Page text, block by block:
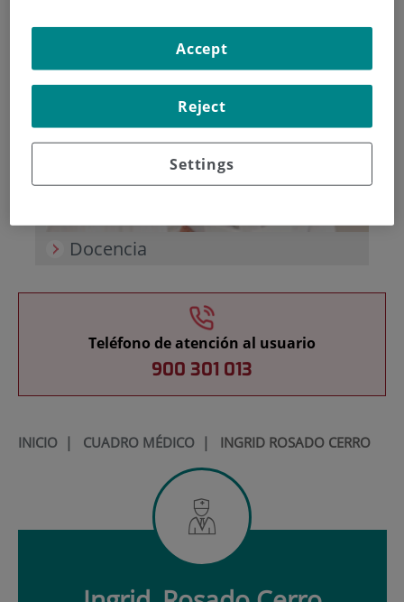
Investigación
Docencia
Teléfono de atención al usuario
900 301 013
INICIO| CUADRO MÉDICO| INGRID ROSADO CERRO
Settings
Reject
Accept